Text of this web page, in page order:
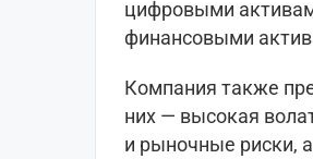
цифровыми
финансовыми
Компания также
них — высокая
и рыночные риски,